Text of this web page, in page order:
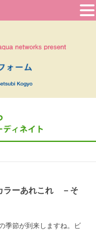
季節が到来しますね。ビ